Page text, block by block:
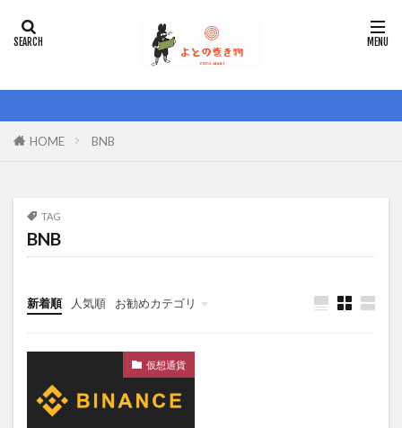
HOME BNB
TAG
BNB
新着順 人気順 お勧めカテゴリ
就活・転職
こぼれ話
お金のはなし
キャリア
仮想通貨
仮想通貨